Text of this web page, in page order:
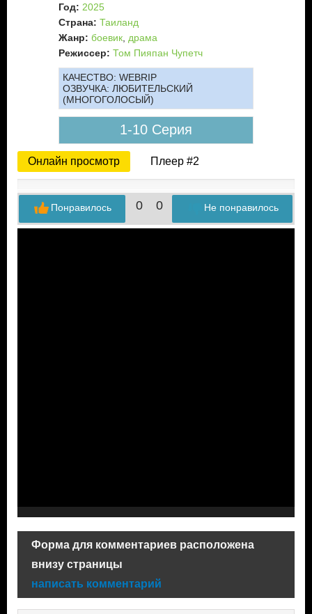
Год: 2025
Страна: Таиланд
Жанр: боевик драма
Режиссер: Том Пияпан Чупетч
КАЧЕСТВО: WEBRIP
ОЗВУЧКА: ЛЮБИТЕЛЬСКИЙ
(МНОГОГОЛОСЫЙ)
1-10 Серия
Онлайн просмотр Плеер #2
0 0 Не понравилось
Понравилось
Форма для комментариев расположена
внизу страницы
написать комментарий